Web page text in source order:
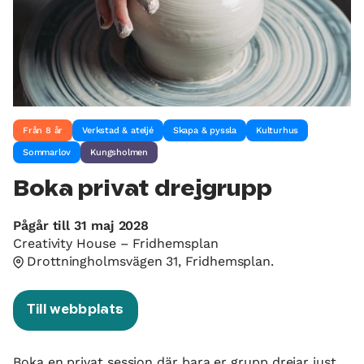
Från 8 år Verkstad & ateljé Skapa & pyssla Kulturhus
Sommarlov Kungsholmen
Boka privat drejgrupp
Pågår till 31 maj 2028
Creativity House – Fridhemsplan
Drottningholmsvägen 31, Fridhemsplan.
Till webbplats